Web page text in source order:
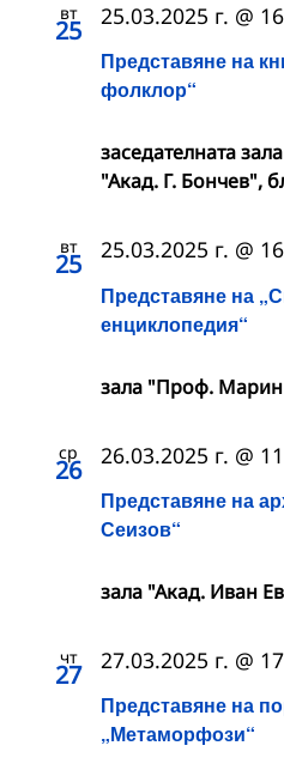
вт
25
Представяне на
фолклор“
25.03.2025 г. @
заседателната
"Акад. Г. Бончев",
вт
25
Представяне на
енциклопедия“
25.03.2025 г. @
зала "Проф.
ср
26
Представяне на
Сеизов“
26.03.2025 г. @
зала "Акад. Иван
чт
27
Представяне на
„Метаморфози“
27.03.2025 г. @